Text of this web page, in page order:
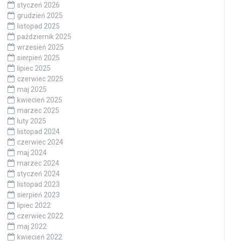
styczeń 2026
grudzień 2025
listopad 2025
październik 2025
wrzesień 2025
sierpień 2025
lipiec 2025
czerwiec 2025
maj 2025
kwiecień 2025
marzec 2025
luty 2025
listopad 2024
czerwiec 2024
maj 2024
marzec 2024
styczeń 2024
listopad 2023
sierpień 2023
lipiec 2022
czerwiec 2022
maj 2022
kwiecień 2022